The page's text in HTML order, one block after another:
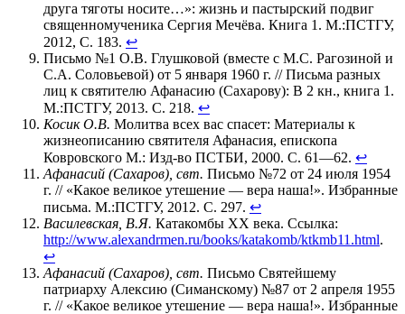
друга тяготы носите…»: жизнь и пастырский подвиг
священномученика Сергия Мечёва. Книга 1. М.:ПСТГУ,
2012, С. 183. ↩
Письмо №1 О.В. Глушковой (вместе с М.С. Рагозиной и
С.А. Соловьевой) от 5 января 1960 г. // Письма разных
лиц к святителю Афанасию (Сахарову): В 2 кн., книга 1.
М.:ПСТГУ, 2013. С. 218. ↩
Косик О.В. Молитва всех вас спасет: Материалы к
жизнеописанию святителя Афанасия, епископа
Ковровского М.: Изд-во ПСТБИ, 2000. С. 61—62. ↩
Афанасий (Сахаров), свт. Письмо №72 от 24 июля 1954
г. // «Какое великое утешение — вера наша!». Избранные
письма. М.:ПСТГУ, 2012. С. 297. ↩
Василевская, В.Я. Катакомбы XX века. Ссылка:
http://www.alexandrmen.ru/books/katakomb/ktkmb11.html.
↩
Афанасий (Сахаров), свт. Письмо Святейшему
патриарху Алексию (Симанскому) №87 от 2 апреля 1955
г. // «Какое великое утешение — вера наша!». Избранные